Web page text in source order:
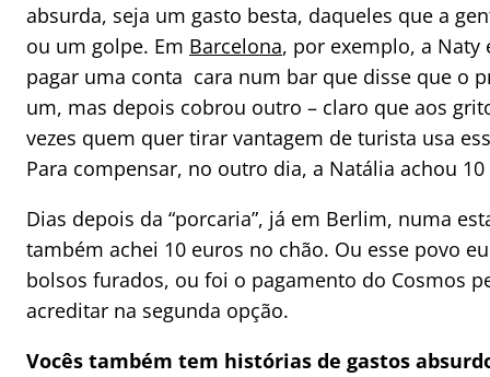
absurda, seja um gasto besta, daqueles que a
ou um golpe. Em Barcelona, por exemplo, a Naty
pagar uma conta cara num bar que disse que o
um, mas depois cobrou outro – claro que aos
vezes quem quer tirar vantagem de turista usa
Para compensar, no outro dia, a Natália achou
Dias depois da “porcaria”, já em Berlim, numa
também achei 10 euros no chão. Ou esse povo
bolsos furados, ou foi o pagamento do Cosmos
acreditar na segunda opção.
Vocês também tem histórias de gastos